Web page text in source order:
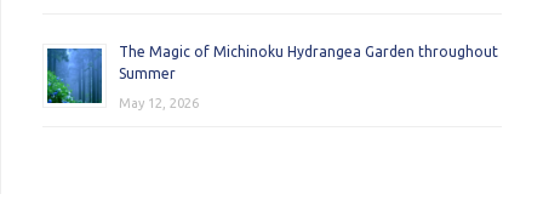
The Magic of Michinoku Hydrangea Garden throughout
Summer
May 12, 2026